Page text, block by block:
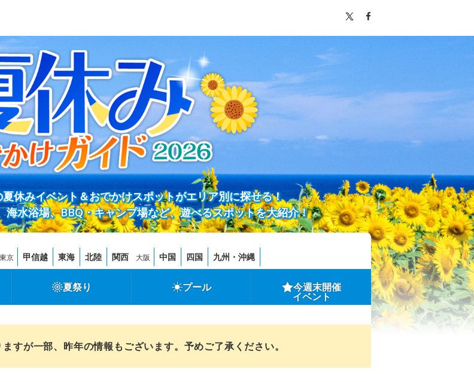
休みイベント＆おでかけスポットがエリア別に探せる！
水浴場、BBQ・キャンプ場など、遊べるスポットを大紹介！
東京 甲信越 東海 北陸 関西 大阪 中国 四国 九州・沖縄
夏祭り プール 今週末開催
イベント
すが一部、昨年の情報もございます。予めご了承ください。